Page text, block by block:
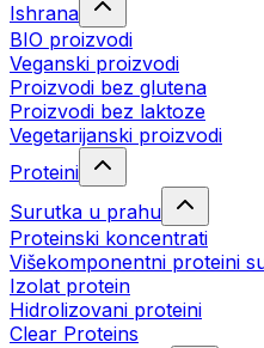
Ishrana
BIO proizvodi
Veganski proizvodi
Proizvodi bez glutena
Proizvodi bez laktoze
Vegetarijanski proizvodi
Proteini
Surutka u prahu
Proteinski koncentrati
Višekomponentni proteini
Izolat protein
Hidrolizovani proteini
Clear Proteins